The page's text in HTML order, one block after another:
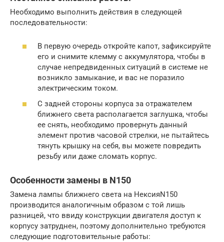
Необходимо выполнить действия в следующей
последовательности:
В первую очередь откройте капот, зафиксируйте
его и снимите клемму с аккумулятора, чтобы в
случае непредвиденных ситуаций в системе не
возникло замыкание, и вас не поразило
электрическим током.
С задней стороны корпуса за отражателем
ближнего света располагается заглушка, чтобы
ее снять, необходимо провернуть данный
элемент против часовой стрелки, не пытайтесь
тянуть крышку на себя, вы можете повредить
резьбу или даже сломать корпус.
Особенности замены в N150
Замена лампы ближнего света на НексияN150
производится аналогичным образом с той лишь
разницей, что ввиду конструкции двигателя доступ к
корпусу затруднен, поэтому дополнительно требуются
следующие подготовительные работы: